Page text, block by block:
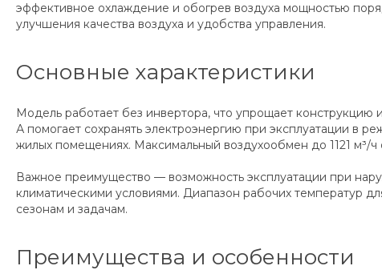
эффективное охлаждение и обогрев воздуха мощностью
улучшения качества воздуха и удобства управления.
Основные характеристики
Модель работает без инвертора, что упрощает
А помогает сохранять электроэнергию при эксплуатации в
жилых помещениях. Максимальный воздухообмен до 1121
Важное преимущество — возможность эксплуатации при
климатическими условиями. Диапазон рабочих температур
сезонам и задачам.
Преимущества и особенности